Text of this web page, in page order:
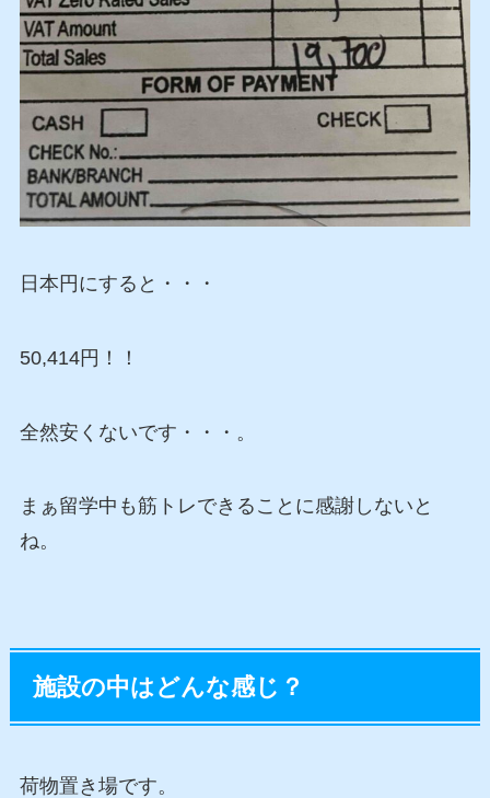
日本円にすると・・・
50,414円！！
全然安くないです・・・。
まぁ留学中も筋トレできることに感謝しないと
ね。
施設の中はどんな感じ？
荷物置き場です。